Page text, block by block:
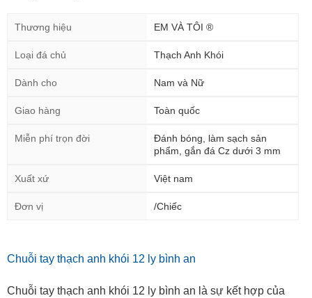
Thương hiệu EM VÀ TÔI ®
Loại đá chủ Thạch Anh Khói
Dành cho Nam và Nữ
Giao hàng Toàn quốc
Miễn phí trọn đời
Đánh bóng, làm sạch sản
phẩm, gắn đá Cz dưới 3 mm
Xuất xứ Việt nam
Đơn vị /Chiếc
Chuỗi tay thạch anh khói 12 ly bình an
Chuỗi tay thạch anh khói 12 ly bình an là sự kết hợp của